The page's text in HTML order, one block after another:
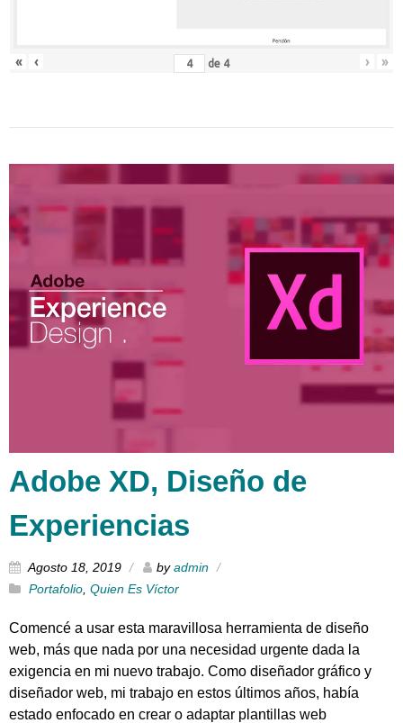
« ‹ de 4 › »
Adobe XD, Diseño de
Experiencias
Agosto 18, 2019 byadmin
Portafolio Quien Es Víctor
Comencé a usar esta maravillosa herramienta de diseño
web, más que nada por una necesidad urgente dada la
exigencia en mi nuevo trabajo. Como diseñador gráfico y
diseñador web, mi trabajo en estos últimos años, había
estado enfocado en crear o adaptar plantillas web